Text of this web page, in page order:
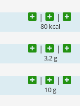
80 kcal
3,2 g
10 g